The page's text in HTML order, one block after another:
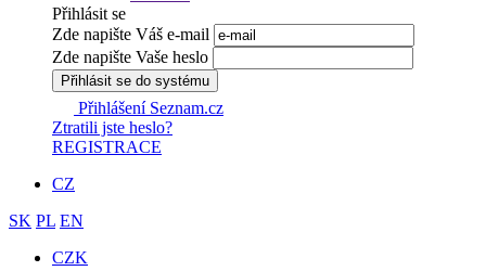
Přihlásit se
Zde napište Váš e-mail
Zde napište Vaše heslo
Přihlásit se do systému
Přihlášení Seznam.cz
Ztratili jste heslo?
REGISTRACE
CZ
SK PL EN
CZK